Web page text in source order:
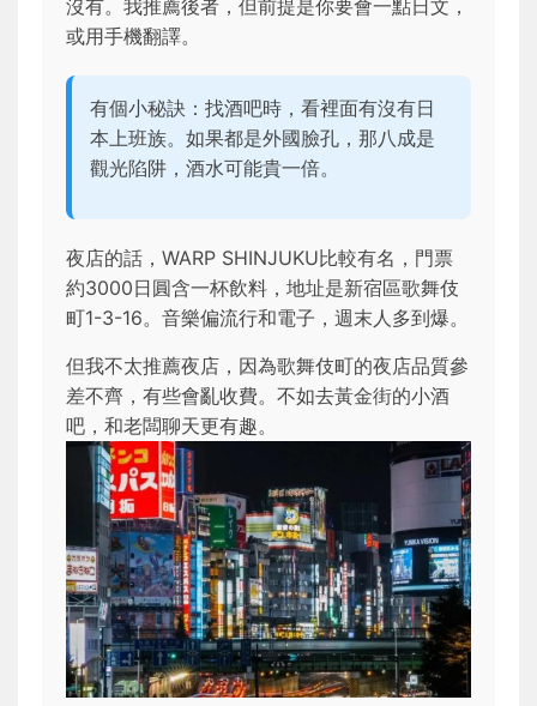
沒有。我推薦後者，但前提是你要會一點日文，
或用手機翻譯。
有個小秘訣：找酒吧時，看裡面有沒有日
本上班族。如果都是外國臉孔，那八成是
觀光陷阱，酒水可能貴一倍。
夜店的話，WARP SHINJUKU比較有名，門票
約3000日圓含一杯飲料，地址是新宿區歌舞伎
町1-3-16。音樂偏流行和電子，週末人多到爆。
但我不太推薦夜店，因為歌舞伎町的夜店品質參
差不齊，有些會亂收費。不如去黃金街的小酒
吧，和老闆聊天更有趣。